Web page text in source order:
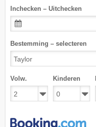
Inchecken – Uitchecken
Bestemming – selecteren
Volw. Kinderen